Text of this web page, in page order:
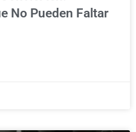
No Pueden Faltar